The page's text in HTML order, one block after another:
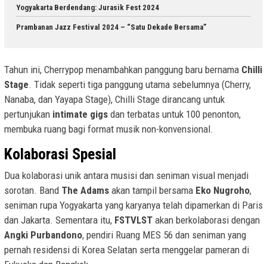
Yogyakarta Berdendang: Jurasik Fest 2024
Prambanan Jazz Festival 2024 – “Satu Dekade Bersama”
Tahun ini, Cherrypop menambahkan panggung baru bernama Chilli
Stage. Tidak seperti tiga panggung utama sebelumnya (Cherry,
Nanaba, dan Yayapa Stage), Chilli Stage dirancang untuk
pertunjukan intimate gigs dan terbatas untuk 100 penonton,
membuka ruang bagi format musik non-konvensional.
Kolaborasi Spesial
Dua kolaborasi unik antara musisi dan seniman visual menjadi
sorotan. Band The Adams akan tampil bersama Eko Nugroho,
seniman rupa Yogyakarta yang karyanya telah dipamerkan di Paris
dan Jakarta. Sementara itu, FSTVLST akan berkolaborasi dengan
Angki Purbandono, pendiri Ruang MES 56 dan seniman yang
pernah residensi di Korea Selatan serta menggelar pameran di